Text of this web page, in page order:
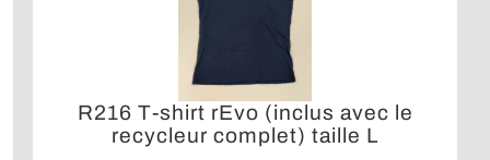
R216 T-shirt rEvo (inclus avec le
recycleur complet) taille L